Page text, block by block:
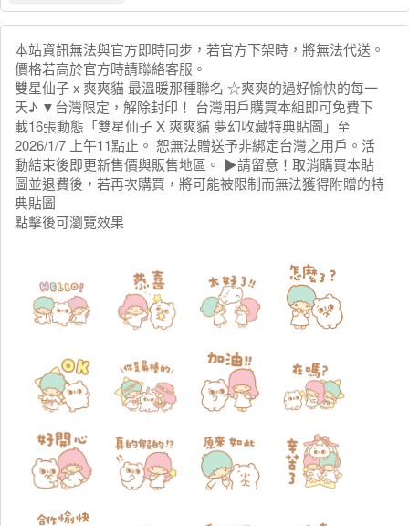
本站資訊無法與官方即時同步，若官方下架時，將無法代送。
價格若高於官方時請聯絡客服。
雙星仙子 x 爽爽貓 最溫暖那種聯名 ☆爽爽的過好愉快的每一
天♪ ▼台灣限定，解除封印！ 台灣用戶購買本組即可免費下
載16張動態「雙星仙子 X 爽爽貓 夢幻收藏特典貼圖」至
2026/1/7 上午11點止。 恕無法贈送予非綁定台灣之用戶。活
動結束後即更新售價與販售地區。 ▶︎請留意！取消購買本貼
圖並退費後，若再次購買，將可能被限制而無法獲得附贈的特
典貼圖
點擊後可瀏覽效果